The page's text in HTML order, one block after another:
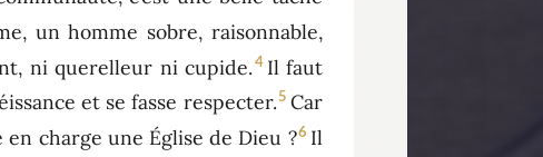
un homme sobre, raisonnable,
ni querelleur ni cupide.4 Il faut
et se fasse respecter.5 Car
charge une Église de Dieu ?6 Il